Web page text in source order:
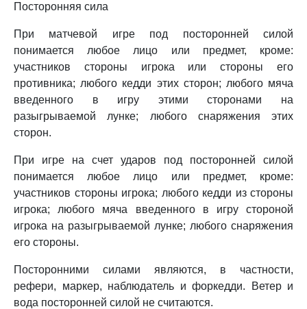
Посторонняя сила
При матчевой игре под посторонней силой
понимается любое лицо или предмет, кроме:
участников стороны игрока или стороны его
противника; любого кедди этих сторон; любого мяча
введенного в игру этими сторонами на
разыгрываемой лунке; любого снаряжения этих
сторон.
При игре на счет ударов под посторонней силой
понимается любое лицо или предмет, кроме:
участников стороны игрока; любого кедди из стороны
игрока; любого мяча введенного в игру стороной
игрока на разыгрываемой лунке; любого снаряжения
его стороны.
Посторонними силами являются, в частности,
рефери, маркер, наблюдатель и форкедди. Ветер и
вода посторонней силой не считаются.